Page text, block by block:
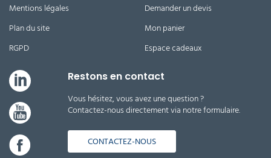
Mentions légales
Plan du site
RGPD
Demander un devis
Mon panier
Espace cadeaux
Restons en contact
Vous hésitez, vous avez une question ?
Contactez-nous directement via notre formulaire.
CONTACTEZ-NOUS